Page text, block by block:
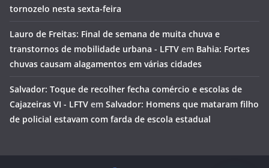
tornozelo nesta sexta-feira
Lauro de Freitas: Final de semana de muita chuva e
transtornos de mobilidade urbana - LFTV em Bahia: Fortes
chuvas causam alagamentos em várias cidades
Salvador: Toque de recolher fecha comércio e escolas de
Cajazeiras VI - LFTV em Salvador: Homens que mataram filho
de policial estavam com farda de escola estadual